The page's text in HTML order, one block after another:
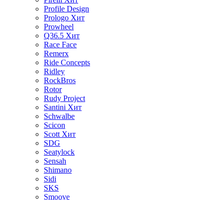
Profile Design
Prologo Хит
Prowheel
Q36.5 Хит
Race Face
Remerx
Ride Concepts
Ridley
RockBros
Rotor
Rudy Project
Santini Хит
Schwalbe
Scicon
Scott Хит
SDG
Seatylock
Sensah
Shimano
Sidi
SKS
Smoove